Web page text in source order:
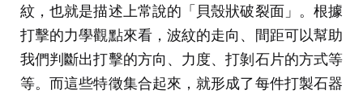
紋，也就是描述上常說的「貝殼狀破裂面」。根據
打擊的力學觀點來看，波紋的走向、間距可以幫助
我們判斷出打擊的方向、力度、打剝石片的方式等
等。而這些特徵集合起來，就形成了每件打製石器